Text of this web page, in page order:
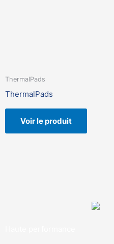
ThermalPads
ThermalPads
Voir le produit